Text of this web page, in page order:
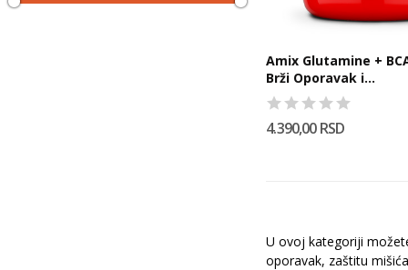
Amix Glutamine +
Brži Oporavak i...
4.390,00 RSD
U ovoj kategoriji
oporavak, zaštitu